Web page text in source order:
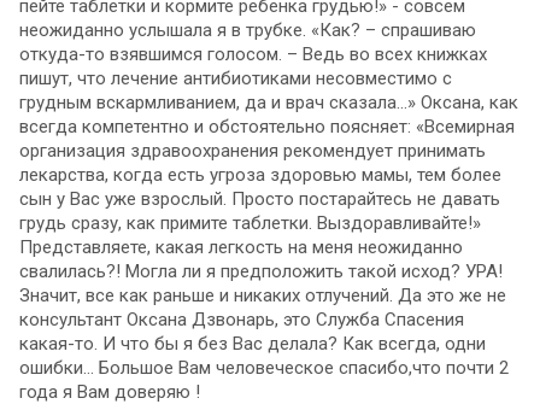
пейте таблетки и кормите ребенка грудью!» - совсем
неожиданно услышала я в трубке. «Как? – спрашиваю
откуда-то взявшимся голосом. – Ведь во всех книжках
пишут, что лечение антибиотиками несовместимо с
грудным вскармливанием, да и врач сказала…» Оксана, как
всегда компетентно и обстоятельно поясняет: «Всемирная
организация здравоохранения рекомендует принимать
лекарства, когда есть угроза здоровью мамы, тем более
сын у Вас уже взрослый. Просто постарайтесь не давать
грудь сразу, как примите таблетки. Выздоравливайте!»
Представляете, какая легкость на меня неожиданно
свалилась?! Могла ли я предположить такой исход? УРА!
Значит, все как раньше и никаких отлучений. Да это же не
консультант Оксана Дзвонарь, это Служба Спасения
какая-то. И что бы я без Вас делала? Как всегда, одни
ошибки… Большое Вам человеческое спасибо,что почти 2
года я Вам доверяю !